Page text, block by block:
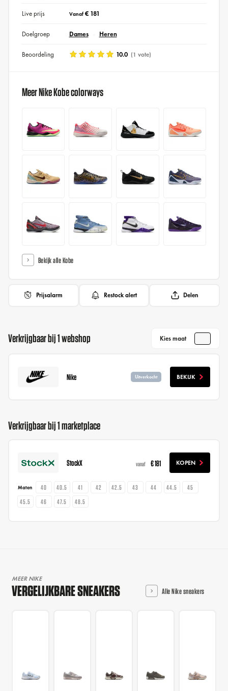
Live prijs Vanaf€ 181
Doelgroep Dames Heren
Beoordeling 10.0 (1 vote)
Meer Nike Kobe colorways
Bekijk alle Kobe
Prijsalarm Restock alert Delen
Verkrijgbaar bij 1 webshop Kies maat
Nike Uitverkocht BEKIJK
Verkrijgbaar bij 1 marketplace
StockX vanaf € 181 KOPEN
Maten 40 40.5 41 42 42.5 43 44 44.5
45
45.5
46 47.5 48.5
MEER NIKE
VERGELIJKBARE SNEAKERS Alle Nike sneakers